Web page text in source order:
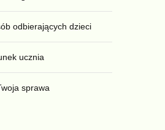
odbierających dzieci
ucznia
sprawa